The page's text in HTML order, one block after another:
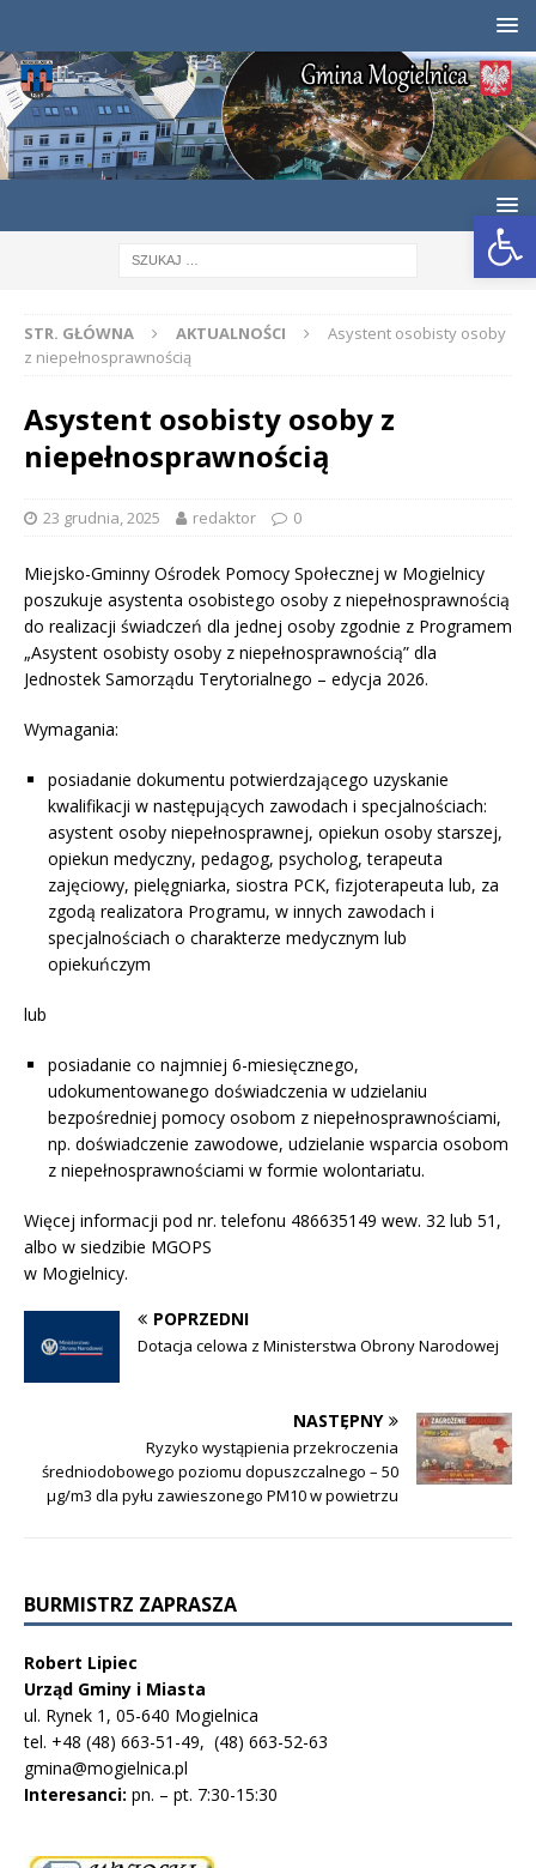
Otwórz pasek narzędzi
STR. GŁÓWNA AKTUALNOŚCI
Asystent osobisty osoby
z niepełnosprawnością
Asystent osobisty osoby z
niepełnosprawnością
23 grudnia, 2025 redaktor 0
Miejsko-Gminny Ośrodek Pomocy Społecznej w Mogielnicy
poszukuje asystenta osobistego osoby z niepełnosprawnością
do realizacji świadczeń dla jednej osoby zgodnie z Programem
„Asystent osobisty osoby z niepełnosprawnością” dla
Jednostek Samorządu Terytorialnego – edycja 2026.
Wymagania:
posiadanie dokumentu potwierdzającego uzyskanie
kwalifikacji w następujących zawodach i specjalnościach:
asystent osoby niepełnosprawnej, opiekun osoby starszej,
opiekun medyczny, pedagog, psycholog, terapeuta
zajęciowy, pielęgniarka, siostra PCK, fizjoterapeuta lub, za
zgodą realizatora Programu, w innych zawodach i
specjalnościach o charakterze medycznym lub
opiekuńczym
lub
posiadanie co najmniej 6-miesięcznego,
udokumentowanego doświadczenia w udzielaniu
bezpośredniej pomocy osobom z niepełnosprawnościami,
np. doświadczenie zawodowe, udzielanie wsparcia osobom
z niepełnosprawnościami w formie wolontariatu.
Więcej informacji pod nr. telefonu 486635149 wew. 32 lub 51,
albo w siedzibie MGOPS
w Mogielnicy.
POPRZEDNI
Dotacja celowa z Ministerstwa Obrony Narodowej
NASTĘPNY
Ryzyko wystąpienia przekroczenia
średniodobowego poziomu dopuszczalnego – 50
µg/m3 dla pyłu zawieszonego PM10 w powietrzu
BURMISTRZ ZAPRASZA
Robert Lipiec
Urząd Gminy i Miasta
ul. Rynek 1, 05-640 Mogielnica
tel. +48 (48) 663-51-49, (48) 663-52-63
gmina@mogielnica.pl
Interesanci: pn. – pt. 7:30-15:30